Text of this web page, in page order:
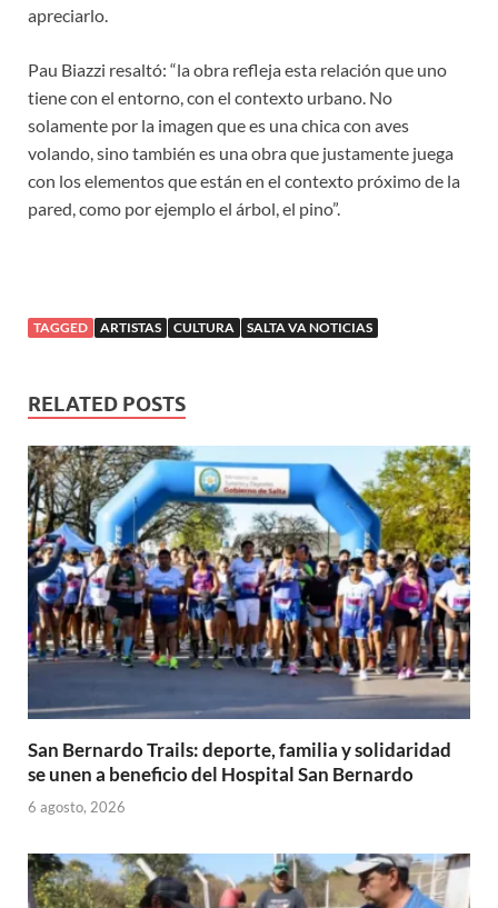
apreciarlo.
Pau Biazzi resaltó: “la obra refleja esta relación que uno
tiene con el entorno, con el contexto urbano. No
solamente por la imagen que es una chica con aves
volando, sino también es una obra que justamente juega
con los elementos que están en el contexto próximo de la
pared, como por ejemplo el árbol, el pino”.
TAGGED ARTISTAS CULTURA SALTA VA NOTICIAS
RELATED POSTS
San Bernardo Trails: deporte, familia y solidaridad
se unen a beneficio del Hospital San Bernardo
6 agosto, 2026